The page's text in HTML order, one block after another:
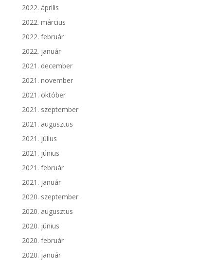
2022. április
2022. március
2022. február
2022. január
2021. december
2021. november
2021. október
2021. szeptember
2021. augusztus
2021. július
2021. június
2021. február
2021. január
2020. szeptember
2020. augusztus
2020. június
2020. február
2020. január